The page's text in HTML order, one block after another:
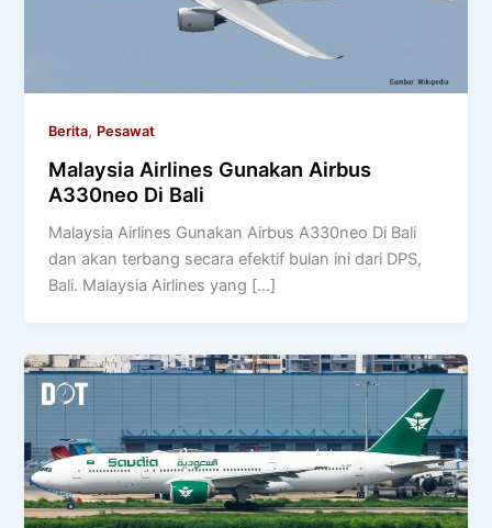
Berita, Pesawat
Malaysia Airlines Gunakan Airbus
A330neo Di Bali
Malaysia Airlines Gunakan Airbus A330neo Di Bali
dan akan terbang secara efektif bulan ini dari DPS,
Bali. Malaysia Airlines yang […]